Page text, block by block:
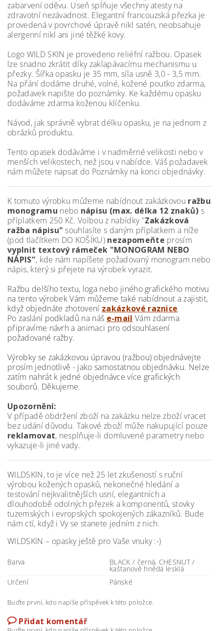
zabarvení oděvu. Useň splňuje všechny atesty na
zdravotní nezávadnost. Elegantní francouzská přezka je
provedená v povrchové úpravě nikl satén, neobsahuje
alergenní nikl ani jiné těžké kovy.
Logo WILD SKIN je provedeno reliéfní ražbou. Opasek
lze snadno zkrátit díky zaklapávacímu mechanismu u
přezky. Šířka opasku je 35 mm, síla usně 3,0 - 3,5 mm.
Na přání dodáme druhé, volné, kožené poutko zdarma,
požadavek napište do poznámky. Ke každému opasku
dodáváme zdarma koženou klíčenku.
Návod, jak správně vybrat délku opasku, je na jednom z
obrázků produktu.
Tento opasek dodáváme i v nadměrné velikosti nebo v
menších velikostech, než jsou v nabídce. Váš požadavek
nám můžete napsat do Poznámky na konci objednávky.
K tomuto výrobku můžeme nabídnout zakázkovou ražbu
monogramu nebo nápisu (max. délka 12 znaků)s
příplatkem 250 Kč. Volbou z nabídky "Zakázková
ražba nápisu"souhlasíte s daným příplatkem a níže
(pod tlačítkem DO KOŠÍKU) nezapomeňte prosím
vyplnit textový rámeček "MONOGRAM NEBO
NÁPIS", kde nám napíšete požadovaný monogram nebo
nápis, který si přejete na výrobek vyrazit.
Ražbu delšího textu, loga nebo jiného grafického motivu
na tento výrobek Vám můžeme také nabídnout a zajistit,
když objednáte zhotovení zakázkové raznice.
Po zaslání podkladů na náš e-mail Vám zdarma
připravíme návrh a animaci pro odsouhlasení
požadované ražby.
Výrobky se zakázkovou úpravou (ražbou) objednávejte
prosím jednotlivě - jako samostatnou objednávku. Nelze
zatím nahrát k jedné objednávce více grafických
souborů. Děkujeme.
Upozornění:
V případě obdržení zboží na zakázku nelze zboží vracet
bez udání důvodu. Takové zboží může nakupující pouze
reklamovat, nesplňuje-li domluvené parametry nebo
vykazuje-li jiné vady.
WILDSKIN, to je více než 25 let zkušeností s ruční
výrobou kožených opasků, nekonečné hledání a
testování nejkvalitnějších usní, elegantních a
dlouhodobě odolných přezek a komponentů, stovky
tuzemských i evropských spokojených zákazníků. Bude
nám ctí, když i Vy se stanete jedním z nich.
WILDSKIN – opasky ještě pro Vaše vnuky :-)
Barva BLACK / černá, CHESNUT /
kaštanově hnědá lesklá
Určení
Pánské
Buďte první, kdo napíše příspěvek k této položce.
Přidat komentář